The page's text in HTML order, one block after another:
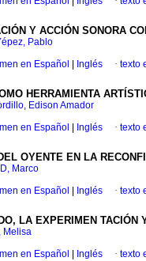
Y ACCIÓN SONORA
Pablo
en Español Inglés · texto
HERRAMIENTA
Edison Amador
en Español Inglés · texto
OYENTE EN LA
Marco
en Español Inglés · texto
LA EXPERIMEN TACIÓN
Melisa
en Español Inglés · texto